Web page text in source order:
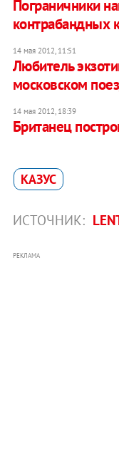
Пограничники
контрабандных
14 мая 2012, 11:51
Любитель
московском
14 мая 2012, 18:39
Британец
КАЗУС
ИСТОЧНИК:
РЕКЛАМА